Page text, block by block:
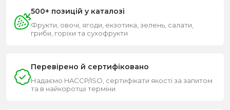
500+ позицій у каталозі
Фрукти, овочі, ягоди, екзотика, зелень, салати,
гриби, горіхи та сухофрукти
Перевірено й сертифіковано
Надаємо HACCP/ISO, сертифікати якості за запитом
та в найкоротші терміни